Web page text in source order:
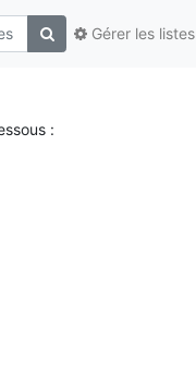
Gérer les listes
: